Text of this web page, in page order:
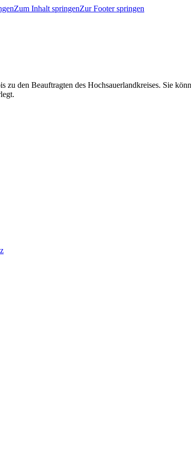
Zum Inhalt springenZur Footer springen
den Beauftragten des Hochsauerlandkreises. Sie